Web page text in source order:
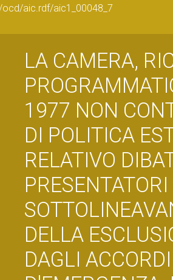
aic.rdf/aic1_00048_7
LA CAMERA,
1977 NON
DI POLITICA
RELATIVO
DELLA
DAGLI